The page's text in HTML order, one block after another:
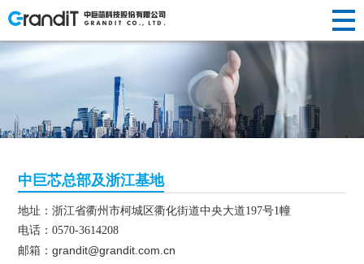
我们
企业简介
荣誉资质
产品
中心
半导体晶
衬底片制
造
示制造
光纤光棒
其他
R&D
研发
创新
替代性研
发
前瞻性研
新闻
中心
新闻动态
RESOURCES
人力
资源
人才理念
INVESTOR
投资
者关
系
中巨芯总部及浙江基地
地址：浙江省衢州市柯城区衢化街道中央大道197号1幢
电话：0570-3614208
邮箱：grandit@grandit.com.cn